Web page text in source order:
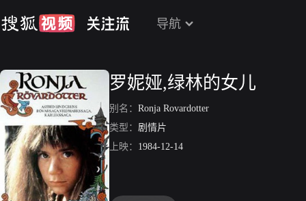
导航
罗妮娅,绿林的女儿
别名： Ronja Rovardotter
类型： 剧情片
上映： 1984-12-14